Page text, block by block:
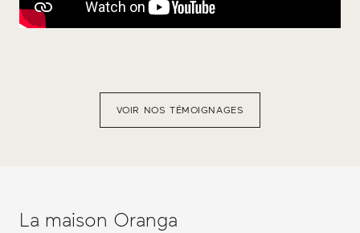
VOIR NOS TÉMOIGNAGES
La maison Oranga